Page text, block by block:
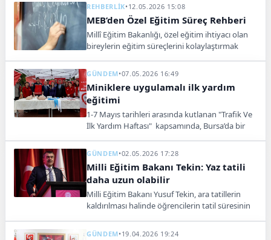
REHBERLİK•12.05.2026 15:08
MEB’den Özel Eğitim Süreç Rehberi
Millî Eğitim Bakanlığı, özel eğitim ihtiyacı olan
bireylerin eğitim süreçlerini kolaylaştırmak
Yol Haritası)" hazırladı.
GÜNDEM•07.05.2026 16:49
Miniklere uygulamalı ilk yardım
eğitimi
1-7 Mayıs tarihleri arasında kutlanan "Trafik Ve
İlk Yardım Haftası" kapsamında, Bursa’da bir
GÜNDEM•02.05.2026 17:28
Milli Eğitim Bakanı Tekin: Yaz tatili
daha uzun olabilir
Milli Eğitim Bakanı Yusuf Tekin, ara tatillerin
kaldırılması halinde öğrencilerin tatil süresinin
uzun hale getirileceğini söyledi.
GÜNDEM•19.04.2026 19:24